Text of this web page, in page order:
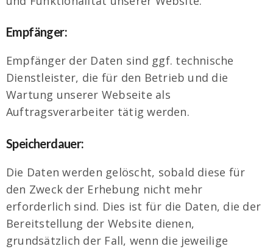
Empfänger:
Empfänger der Daten sind ggf. technische
Dienstleister, die für den Betrieb und die
Wartung unserer Webseite als
Auftragsverarbeiter tätig werden.
Speicherdauer:
Die Daten werden gelöscht, sobald diese für
den Zweck der Erhebung nicht mehr
erforderlich sind. Dies ist für die Daten, die der
Bereitstellung der Website dienen,
grundsätzlich der Fall, wenn die jeweilige